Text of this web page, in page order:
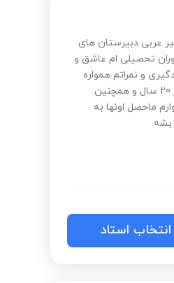
عربی دبیرستان های
تحصیلی ام عاشق و
و نمراتم همواره
عالی بودند .و تجربه موفق تدریس بیش از 20 سال و همچنین
ماحصل اونها به
بشه
انتخاب استاد